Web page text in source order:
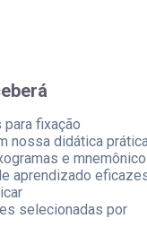
fixação
nossa didática
e
aprendizado
selecionadas por